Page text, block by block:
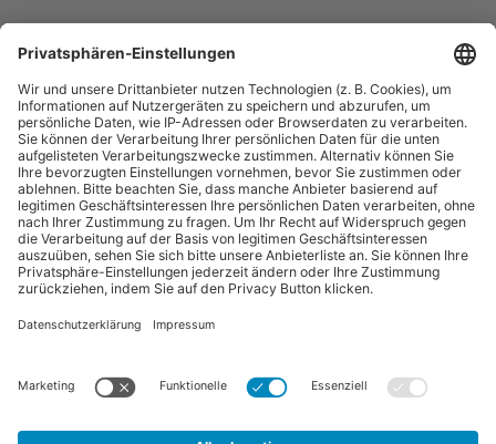
“Pferdebetrieb” ist eine Publikation der Sparte "Tier-Zeitschriften" der
Forum Zeitschriften und Spezialmedien GmbH. Zum Portfolio gehören
Arbeitskreis Pferd
Vertrag widerrufen